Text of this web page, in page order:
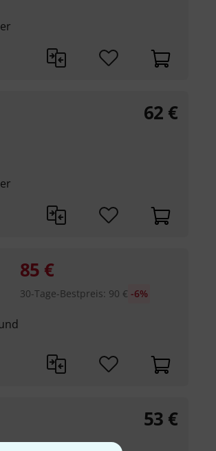
62 €
85 €
30-Tage-Bestpreis: 90 € -6%
53 €